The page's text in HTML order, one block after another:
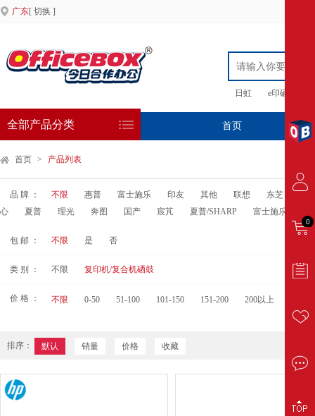
广东[ 切换 ]
日虹 e印硒鼓
全部产品分类 首页 专
首页 > 产品列表
品 牌 ： 不限 惠普 富士施乐 印友 其他 联想 东芝
心
夏普 理光 奔图 国产 宸芃 夏普/SHARP 富士施乐/FujiXer
包 邮 ： 不限 是 否
类 别 ： 不限 复印机/复合机硒鼓
价 格 ： 不限 0-50 51-100 101-150 151-200 200以上
排序： 默认 销量 价格 收藏
0